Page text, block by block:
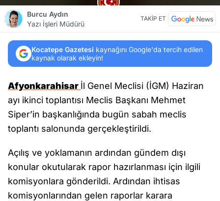
Burcu Aydın
Yazı İşleri Müdürü
TAKİP ET
Kocatepe Gazetesi kaynağını Google'da tercih edilen
kaynak olarak ekleyin!
Afyonkarahisar İl Genel Meclisi (İGM) Haziran
ayı ikinci toplantısı Meclis Başkanı Mehmet
Siper’in başkanlığında bugün sabah meclis
toplantı salonunda gerçekleştirildi.
Açılış ve yoklamanın ardından gündem dışı
konular okutularak rapor hazırlanması için ilgili
komisyonlara gönderildi. Ardından ihtisas
komisyonlarından gelen raporlar karara